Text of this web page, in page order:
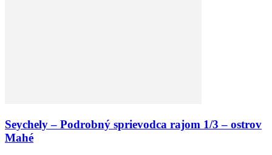
Seychely – Podrobný sprievodca rajom 1/3 – ostrov
Mahé